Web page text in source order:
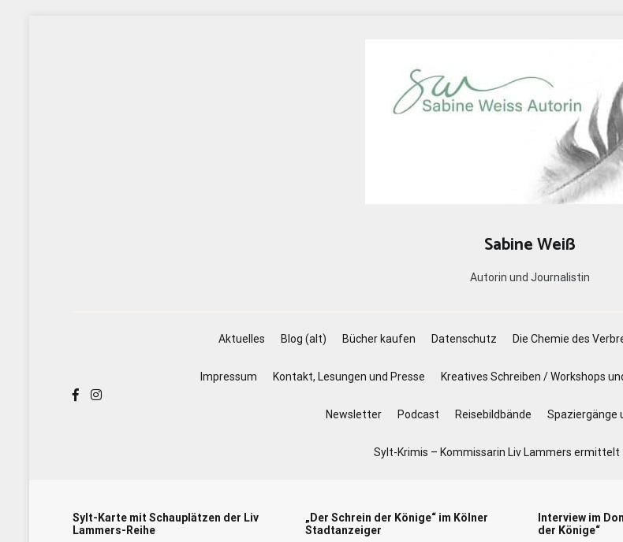
Sabine Weiß
Autorin und Journalistin
Aktuelles Blog (alt) Bücher kaufen Datenschutz Die Chemie des
Impressum Kontakt, Lesungen und Presse Kreatives Schreiben / Workshops
Newsletter Podcast Reisebildbände Spaziergänge
Sylt-Krimis – Kommissarin Liv Lammers ermittelt
Sylt-Karte mit Schauplätzen der Liv
Lammers-Reihe
„Der Schrein der Könige“ im Kölner
Stadtanzeiger
Interview im
der Könige“